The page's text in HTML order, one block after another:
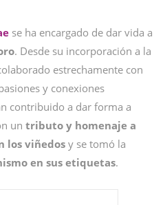
se ha encargado de dar vida a
. Desde su incorporación a la
estrechamente con
y conexiones
contribuido a dar forma a
un tributo y homenaje a
los viñedos y se tomó la
en sus etiquetas.